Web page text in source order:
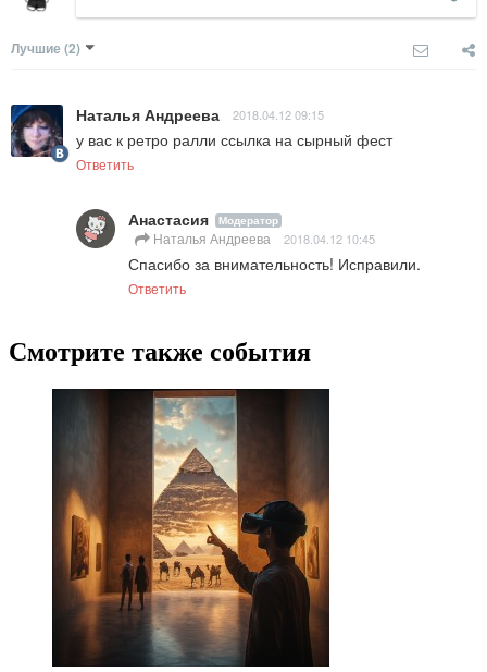
Лучшие (2)
Наталья Андреева 2018.04.12 09:15
у вас к ретро ралли ссылка на сырный фест
Ответить
Анастасия Модератор
Наталья Андреева 2018.04.12 10:45
Спасибо за внимательность! Исправили.
Ответить
Смотрите также события